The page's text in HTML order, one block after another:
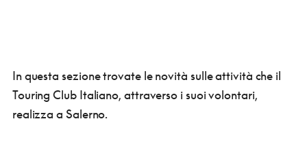
In questa sezione trovate le novità sulle attività che il
Touring Club Italiano, attraverso i suoi volontari,
realizza a Salerno.